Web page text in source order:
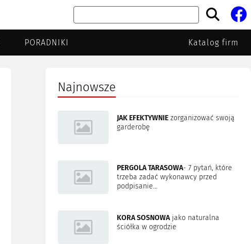
PORADNIKI Katalog firm
Najnowsze
JAK EFEKTYWNIEzorganizować swoją
garderobę
PERGOLA TARASOWA- 7 pytań, które
trzeba zadać wykonawcy przed
podpisanie...
KORA SOSNOWAjako naturalna
ściółka w ogrodzie